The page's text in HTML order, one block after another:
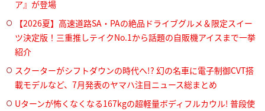
ア』が登場
【2026夏】高速道路SA・PAの絶品ドライブグルメ＆限定スイー
ツ決定版！三重推しテイクNo.1から話題の自販機アイスまで一挙
紹介
スクーターがシフトダウンの時代へ!? 幻の名車に電子制御CVT搭
載モデルなど、7月発表のヤマハ注目ニュース総まとめ
Uターンが怖くなくなる167kgの超軽量ボディフルカウル! 普段使